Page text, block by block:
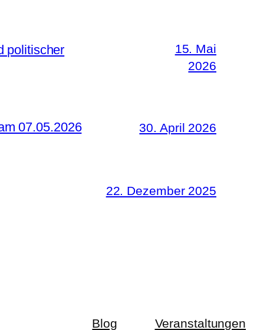
politischer
15. Mai
2026
07.05.2026 30. April 2026
22. Dezember 2025
Blog Veranstaltungen